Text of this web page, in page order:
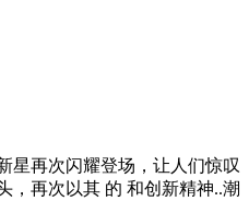
星再次闪耀登场，让人们惊叹
，再次以其 的 和创新精神..潮